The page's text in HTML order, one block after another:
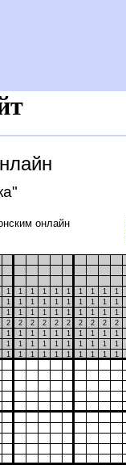
онлайн
1 1 1 1 1 1 1 1 1 1
1 1 1 1 1 1 1 1 1 1
1 1 1 1 1 1 1 1 1 1
2 2 2 2 2 2 2 2 2 2
1 1 1 1 1 1 1 1 1 1
1 1 1 1 1 1 1 1 1 1
1 1 1 1 1 1 1 1 1 1